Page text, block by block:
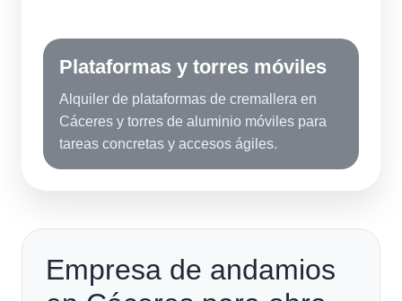
Plataformas y torres móviles
Alquiler de plataformas de cremallera en
Cáceres y torres de aluminio móviles para
tareas concretas y accesos ágiles.
Empresa de andamios